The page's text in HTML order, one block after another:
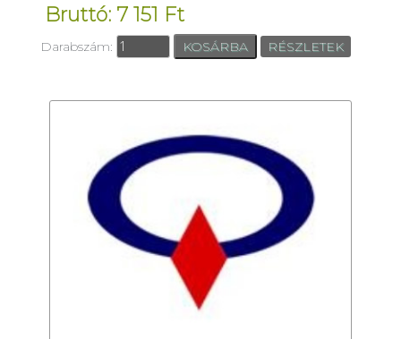
Bruttó: 7 151 Ft
Darabszám: RÉSZLETEK